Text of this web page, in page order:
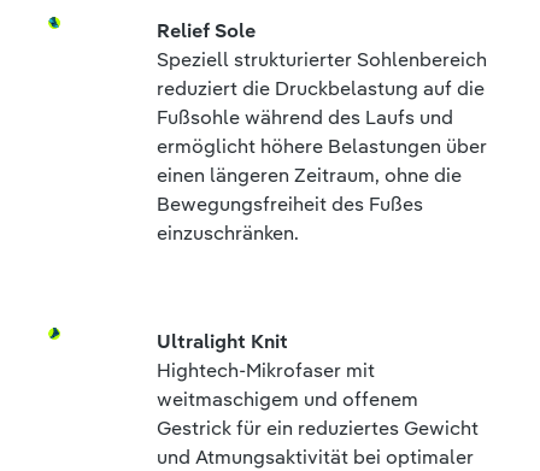
Relief Sole
Speziell strukturierter Sohlenbereich
reduziert die Druckbelastung auf die
Fußsohle während des Laufs und
ermöglicht höhere Belastungen über
einen längeren Zeitraum, ohne die
Bewegungsfreiheit des Fußes
einzuschränken.
Ultralight Knit
Hightech-Mikrofaser mit
weitmaschigem und offenem
Gestrick für ein reduziertes Gewicht
und Atmungsaktivität bei optimaler